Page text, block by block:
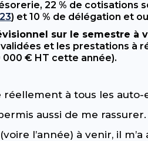
22 % de cotisations
) et 10 % de délégation et
sur le semestre à
et les prestations à
€ HT cette année).
réellement à tous les
aussi de me
(voire l’année) à venir, il m’a